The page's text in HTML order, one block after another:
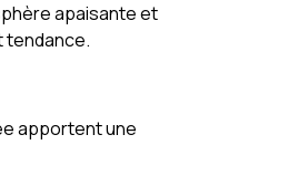
apaisante et
tendance.
apportent une